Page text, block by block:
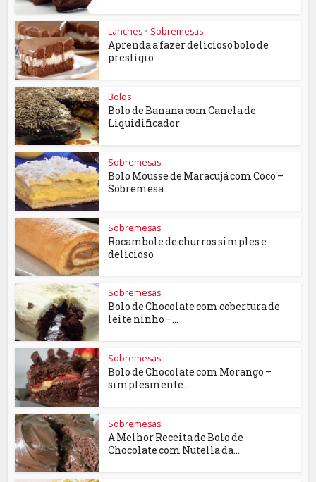
Lanches • Sobremesas
Aprenda a fazer delicioso bolo de
prestígio
Bolos
Bolo de Banana com Canela de
Liquidificador
Sobremesas
Bolo Mousse de Maracujá com Coco –
Sobremesa...
Sobremesas
Rocambole de churros simples e
delicioso
Sobremesas
Bolo de Chocolate com cobertura de
leite ninho –...
Sobremesas
Bolo de Chocolate com Morango –
simplesmente...
Sobremesas
A Melhor Receita de Bolo de
Chocolate com Nutella da...